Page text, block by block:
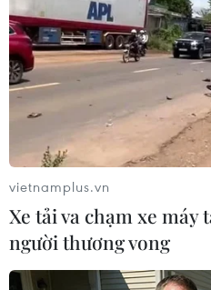
vietnamplus.vn
Xe tải va chạm xe
người thương vong